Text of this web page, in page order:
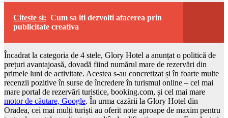
Citeste si: Cum sa iti dezvolti afacerea prin
publicitate creativa
Încadrat la categoria de 4 stele, Glory Hotel a anunțat o politică de
prețuri avantajoasă, dovadă fiind numărul mare de rezervări din
primele luni de activitate. Acestea s-au concretizat și în foarte multe
recenzii pozitive în surse de încredere în turismul online – cel mai
mare portal de rezervări turistice, booking.com, și cel mai mare
motor de căutare, Google. În urma cazării la Glory Hotel din
Oradea, cei mai mulți turiști au oferit note aproape de maxim pentru